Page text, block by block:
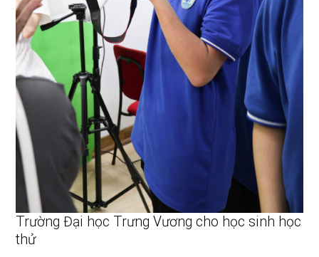
Trường Đại học Trưng Vương cho học sinh học
thử